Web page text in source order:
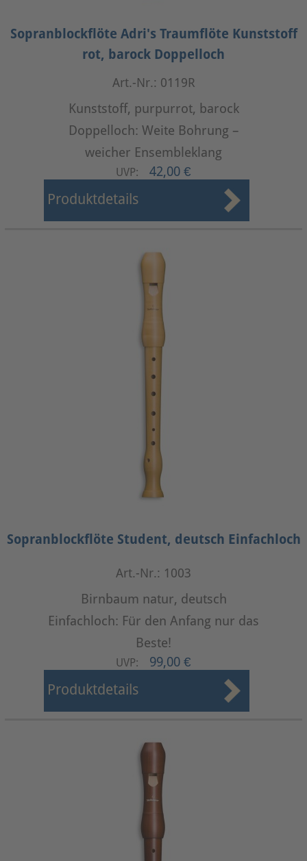
Sopranblockflöte Adri's Traumflöte Kunststoff
rot, barock Doppelloch
Art.-Nr.: 0119R
Kunststoff, purpurrot, barock
Doppelloch: Weite Bohrung –
weicher Ensembleklang
UVP: 42,00 €
Produktdetails
Sopranblockflöte Student, deutsch Einfachloch
Art.-Nr.: 1003
Birnbaum natur, deutsch
Einfachloch: Für den Anfang nur das
Beste!
UVP: 99,00 €
Produktdetails